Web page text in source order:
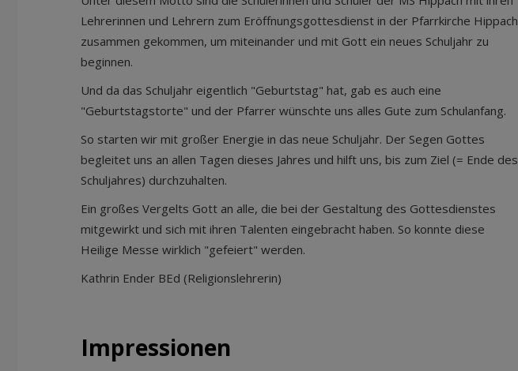
Lehrerinnen und Lehrern zum Eröffnungsgottesdienst in der Pfarrkirche Hippach
zusammen gekommen, um miteinander und mit Gott ein neues Schuljahr zu
beginnen.
Und da das Schuljahr eigentlich "Geburtstag" hat, gab es auch eine
"Geburtstagstorte" und der Pfarrer wünschte uns alles Gute zum Schulanfang.
So starten wir mit großer Energie in das neue Schuljahr. Der Segen Gottes
begleitet uns an allen Tagen dieses Jahres und hilft uns, bis zum Ziel (= Ende des
Schuljahres) durchzuhalten.
Ein großes Vergelts Gott an alle, die bei der Gestaltung des Gottesdienstes
mitgewirkt und sich mit ihren Talenten eingebracht haben. So konnte diese
Heilige Messe wirklich "gefeiert" werden.
Kathrin Ender BEd (Religionslehrerin)
Impressionen